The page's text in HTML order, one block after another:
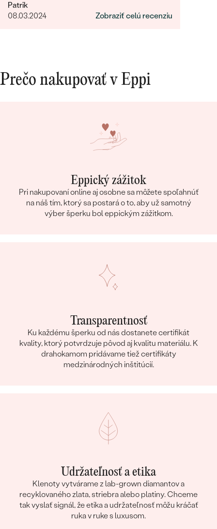
ludsky pristup zamestnancov
Patrik
08.03.2024
Zobraziť celú recenziu
Prečo nakupovať v Eppi
Eppický zážitok
Pri nakupovaní online aj osobne sa môžete spoľahnúť
na náš tím, ktorý sa postará o to, aby už samotný
výber šperku bol eppickým zážitkom.
Transparentnosť
Ku každému šperku od nás dostanete certifikát
kvality, ktorý potvrdzuje pôvod aj kvalitu materiálu. K
drahokamom pridávame tiež certifikáty
medzinárodných inštitúcií.
Udržateľnosť a etika
Klenoty vytvárame z lab-grown diamantov a
recyklovaného zlata, striebra alebo platiny. Chceme
tak vyslať signál, že etika a udržateľnosť môžu kráčať
ruka v ruke s luxusom.